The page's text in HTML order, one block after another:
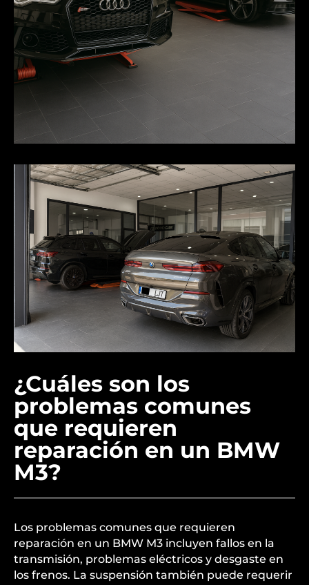
¿Cuáles son los
problemas comunes
que requieren
reparación en un BMW
M3?
Los problemas comunes que requieren
reparación en un BMW M3 incluyen fallos en la
transmisión, problemas eléctricos y desgaste en
los frenos. La suspensión también puede requerir